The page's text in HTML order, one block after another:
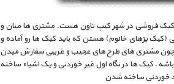
یک کیک فروشی در شهر کیپ تاون هست. مشتری ها میان و
پزهای خانوم) هستن که باید کیک ها رو آماده و
چون مشتری های طرح های عجیب و غریبی سفارش میدن
. کیک ها در نگاه اول غیر خوردنی و یک اشیاء ساخته
خوردنی ساخته شدن